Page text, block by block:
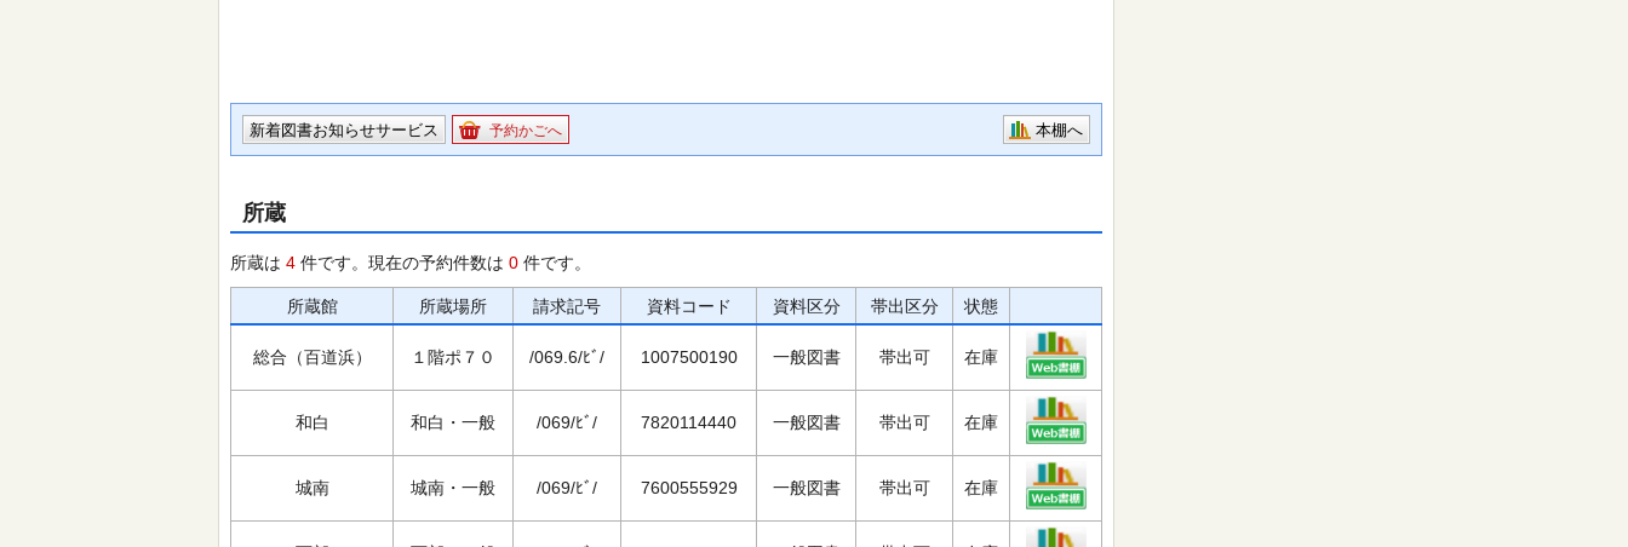
新着図書お知らせサービス 予約かごへ 本棚へ
所蔵
所蔵は 4 件です。現在の予約件数は 0 件です。
所蔵館 所蔵場所 請求記号 資料コード 資料区分 帯出区分 状態
総合（百道浜） １階ポ７０ /069.6/ﾋﾞ/ 1007500190 一般図書 帯出可 在庫
和白 和白・一般 /069/ﾋﾞ/ 7820114440 一般図書 帯出可 在庫
城南 城南・一般 /069/ﾋﾞ/ 7600555929 一般図書 帯出可 在庫